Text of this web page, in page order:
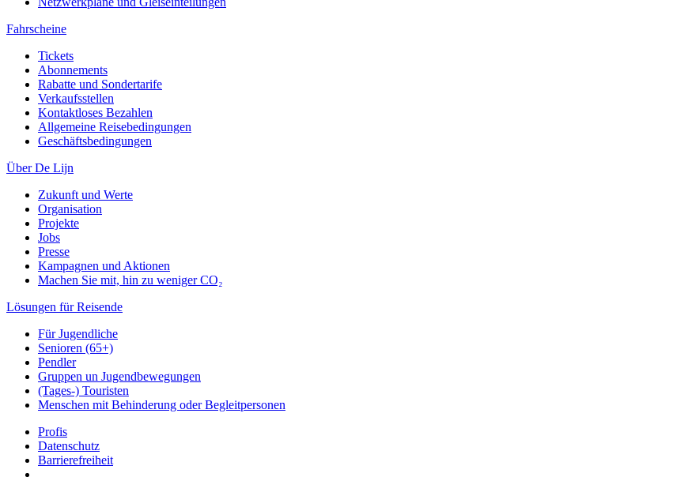
Fahrscheine
Tickets
Abonnements
Rabatte und Sondertarife
Verkaufsstellen
Kontaktloses Bezahlen
Allgemeine Reisebedingungen
Geschäftsbedingungen
Über De Lijn
Zukunft und Werte
Organisation
Projekte
Jobs
Presse
Kampagnen und Aktionen
Machen Sie mit, hin zu weniger CO₂
Lösungen für Reisende
Für Jugendliche
Senioren (65+)
Pendler
Gruppen un Jugendbewegungen
(Tages-) Touristen
Menschen mit Behinderung oder Begleitpersonen
Profis
Datenschutz
Barrierefreiheit